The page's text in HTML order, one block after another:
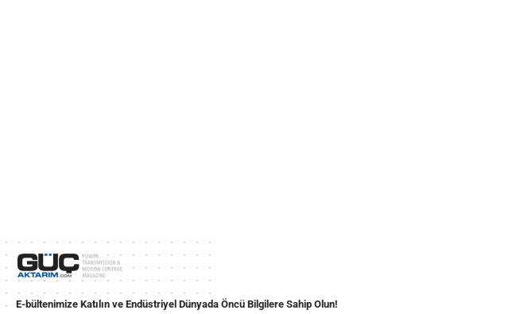
E-bültenimize Katılın ve Endüstriyel Dünyada Öncü Bilgilere Sahip Olun!